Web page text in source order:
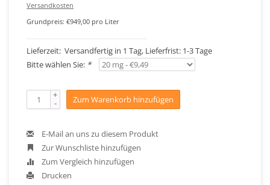
Versandkosten
Grundpreis: €949,00 pro Liter
Lieferzeit: Versandfertig in 1 Tag, Lieferfrist: 1-3 Tage
Bitte wählen Sie: *
+
- Zum Warenkorb hinzufügen
E-Mail an uns zu diesem Produkt
Zur Wunschliste hinzufügen
Zum Vergleich hinzufügen
Drucken